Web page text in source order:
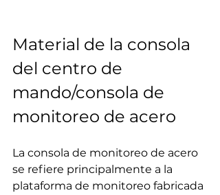
Material de la consola
del centro de
mando/consola de
monitoreo de acero
La consola de monitoreo de acero
se refiere principalmente a la
plataforma de monitoreo fabricada